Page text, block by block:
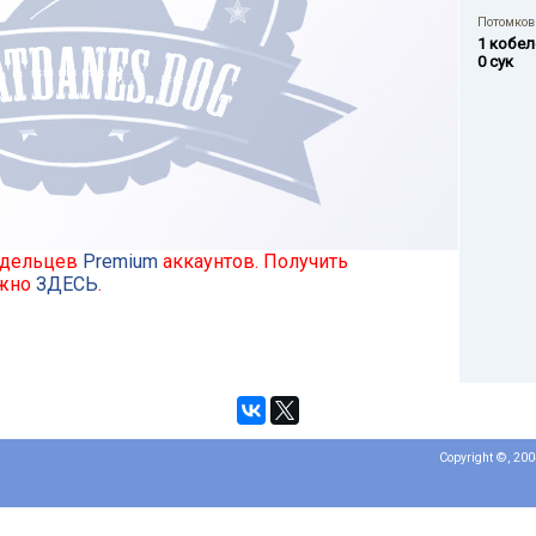
Premium аккаунтов. Получить
ЗДЕСЬ.
1
0 сук
Copyright ©,